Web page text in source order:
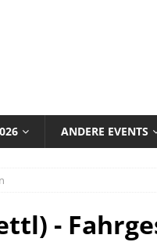
ANDERE EVENTS
-